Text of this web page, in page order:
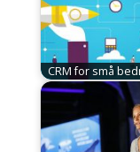
CRM for små